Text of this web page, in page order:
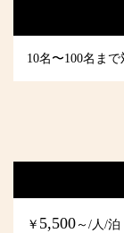
10名〜100名まで
￥ 5,500 ～/人/泊